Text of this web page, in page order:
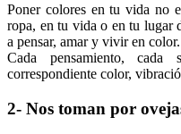
Poner colores en tu vida no
ropa, en tu vida o en tu lugar
a pensar, amar y vivir en color.
Cada pensamiento, cada
correspondiente color,
2- Nos toman por